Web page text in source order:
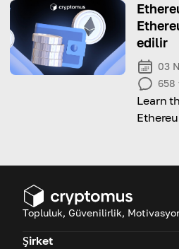
edilir
03
658
Learn
Topluluk, Güvenilirlik,
Şirket